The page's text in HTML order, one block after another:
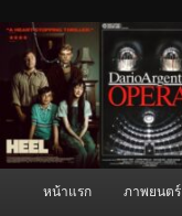
หน้าแรก ภาพยนตร์